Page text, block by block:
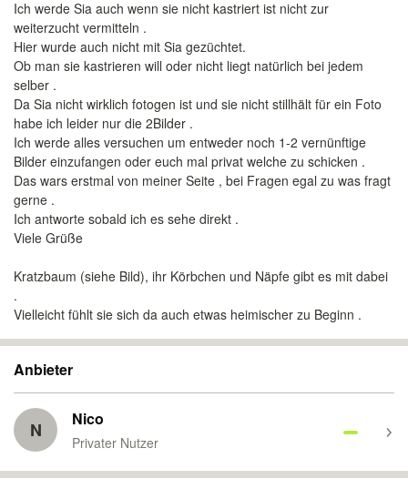
Ich werde Sia auch wenn sie nicht kastriert ist nicht zur
weiterzucht vermitteln .
Hier wurde auch nicht mit Sia gezüchtet.
Ob man sie kastrieren will oder nicht liegt natürlich bei jedem
selber .
Da Sia nicht wirklich fotogen ist und sie nicht stillhält für ein Foto
habe ich leider nur die 2Bilder .
Ich werde alles versuchen um entweder noch 1-2 vernünftige
Bilder einzufangen oder euch mal privat welche zu schicken .
Das wars erstmal von meiner Seite , bei Fragen egal zu was fragt
gerne .
Ich antworte sobald ich es sehe direkt .
Viele Grüße
Kratzbaum (siehe Bild), ihr Körbchen und Näpfe gibt es mit dabei
.
Vielleicht fühlt sie sich da auch etwas heimischer zu Beginn .
Anbieter
N Nico
Privater Nutzer